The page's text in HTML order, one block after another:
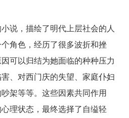
说，描绘了明代上层社会的人
角色，经历了很多波折和挫
可以归结为她面临的种种压力
、对西门庆的失望、家庭仆妇
架等等。这些因素共同作用
理状态，最终选择了自缢轻